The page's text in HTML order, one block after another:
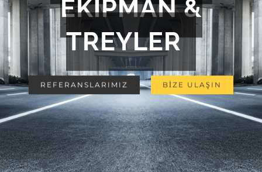
EKİPMAN &
TREYLER
REFERANSLARIMIZ BİZE ULAŞIN